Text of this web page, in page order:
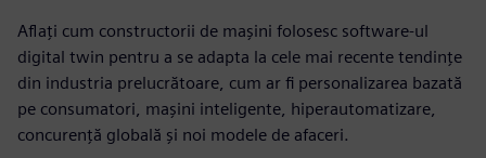
Aflați cum constructorii de mașini folosesc software-ul
digital twin pentru a se adapta la cele mai recente tendințe
din industria prelucrătoare, cum ar fi personalizarea bazată
pe consumatori, mașini inteligente, hiperautomatizare,
concurență globală și noi modele de afaceri.